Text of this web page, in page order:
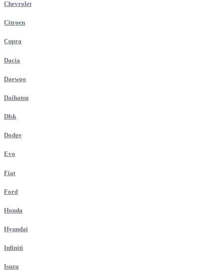
Chevrolet
Citroen
Cupra
Dacia
Daewoo
Daihatsu
Dfsk
Dodge
Evo
Fiat
Ford
Honda
Hyundai
Infiniti
Isuzu